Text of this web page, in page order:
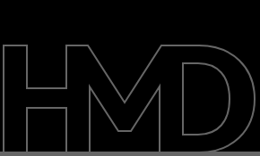
O nás
Oprava, opětovné použití,
Podpora
Czech Republic